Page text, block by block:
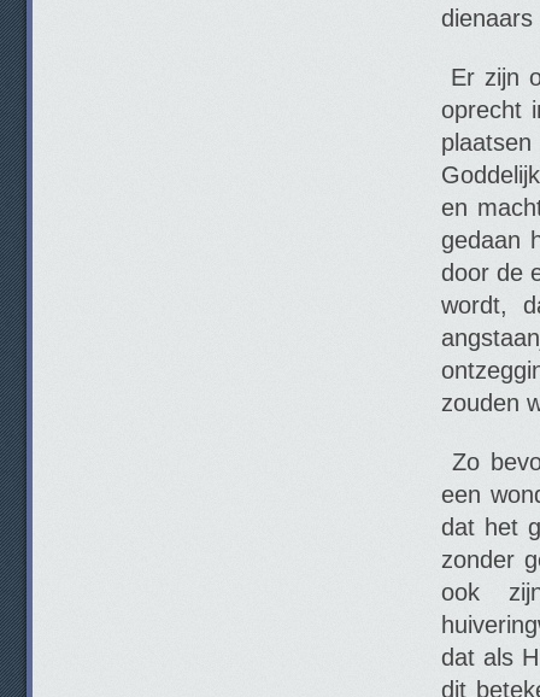
dienaars
Er zijn
oprecht
en
gedaan
door de
wordt,
zouden
Zo
een
dat het
zonder
ook
dat als
dit